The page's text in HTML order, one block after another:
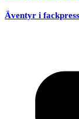
Äventyr i